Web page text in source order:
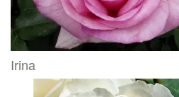
Irina